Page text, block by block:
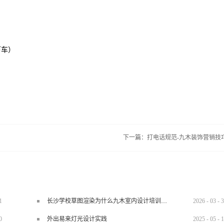
）
下一篇： 打电话规范-九木装饰营销技
长沙学校草图渲染为什么九木室内设计培训机构好？ 2026 - 03 -
外出易来灯光设计实践 2025 - 05 -